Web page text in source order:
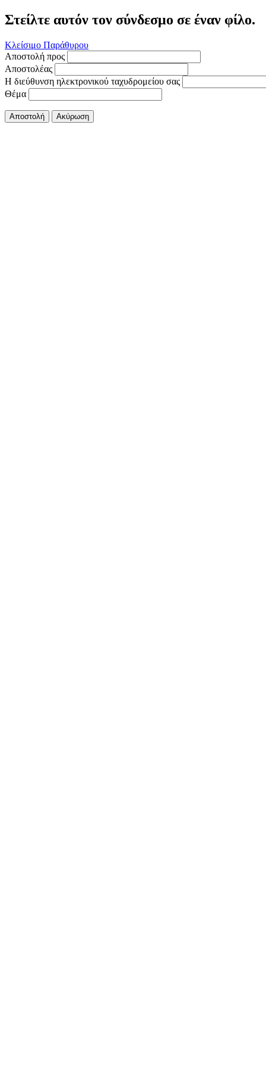
Στείλτε αυτόν τον σύνδεσμο σε έναν φίλο.
Κλείσιμο Παράθυρου
Αποστολή προς
Αποστολέας
Η διεύθυνση ηλεκτρονικού ταχυδρομείου σας
Θέμα
Αποστολή Ακύρωση